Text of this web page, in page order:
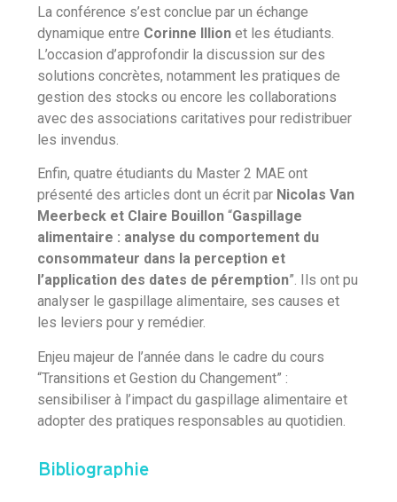
La conférence s’est conclue par un échange
dynamique entre Corinne Illion et les étudiants.
L’occasion d’approfondir la discussion sur des
solutions concrètes, notamment les pratiques de
gestion des stocks ou encore les collaborations
avec des associations caritatives pour redistribuer
les invendus.
Enfin, quatre étudiants du Master 2 MAE ont
présenté des articles dont un écrit par Nicolas Van
Meerbeck et Claire Bouillon “Gaspillage
alimentaire : analyse du comportement du
consommateur dans la perception et
l’application des dates de péremption”. Ils ont pu
analyser le gaspillage alimentaire, ses causes et
les leviers pour y remédier.
Enjeu majeur de l’année dans le cadre du cours
“Transitions et Gestion du Changement” :
sensibiliser à l’impact du gaspillage alimentaire et
adopter des pratiques responsables au quotidien.
Bibliographie